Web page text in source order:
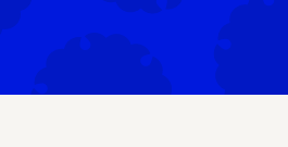
ースマネジメント
スアウトソーシング
ステム
ーク